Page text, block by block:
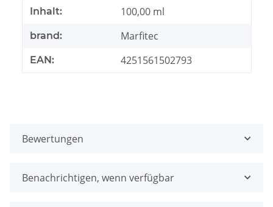
Inhalt: 100,00 ml
brand: Marfitec
EAN: 4251561502793
Bewertungen
Benachrichtigen, wenn verfügbar